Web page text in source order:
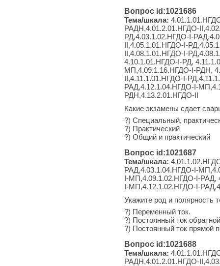
Вопрос id:1021686
Тема/шкала:
РАДН,4.01.2.01.НГДО-
РД,4.03.1.02.НГДО-I-
II,4.05.1.01.НГДО-I-
II,4.08.1.01.НГДО-I-
4.10.1.01.НГДО-I-РД,
МП,4.09.1.16.НГДО-I-РДН,
II,4.11.1.01.НГДО-I-
РАД,4.12.1.04.НГДО-I-
РДН,4.13.2.01.НГДО-II
Какие экзамены сдает
?) Специальный,
?) Практический
?) Общий и практический
Вопрос id:1021687
Тема/шкала:
РАД,4.03.1.04.НГДО-I-
I-МП,4.09.1.02.НГДО-I-РАД,
I-МП,4.12.1.02.НГДО-I-
Укажите род и полярность
?) Переменный ток.
?) Постоянный ток
?) Постоянный ток прямой
Вопрос id:1021688
Тема/шкала:
РАДН,4.01.2.01.НГДО-